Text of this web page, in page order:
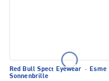
Red Bull Spect Eyewear · Esme
Sonnenbrille